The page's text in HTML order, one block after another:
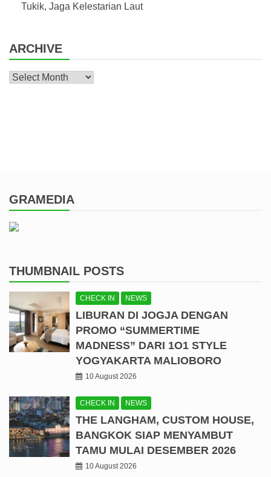
Tukik, Jaga Kelestarian Laut
ARCHIVE
Archive
GRAMEDIA
THUMBNAIL POSTS
CHECK IN NEWS
LIBURAN DI JOGJA DENGAN
PROMO “SUMMERTIME
MADNESS” DARI 1O1 STYLE
YOGYAKARTA MALIOBORO
10 August 2026
CHECK IN NEWS
THE LANGHAM, CUSTOM HOUSE,
BANGKOK SIAP MENYAMBUT
TAMU MULAI DESEMBER 2026
10 August 2026